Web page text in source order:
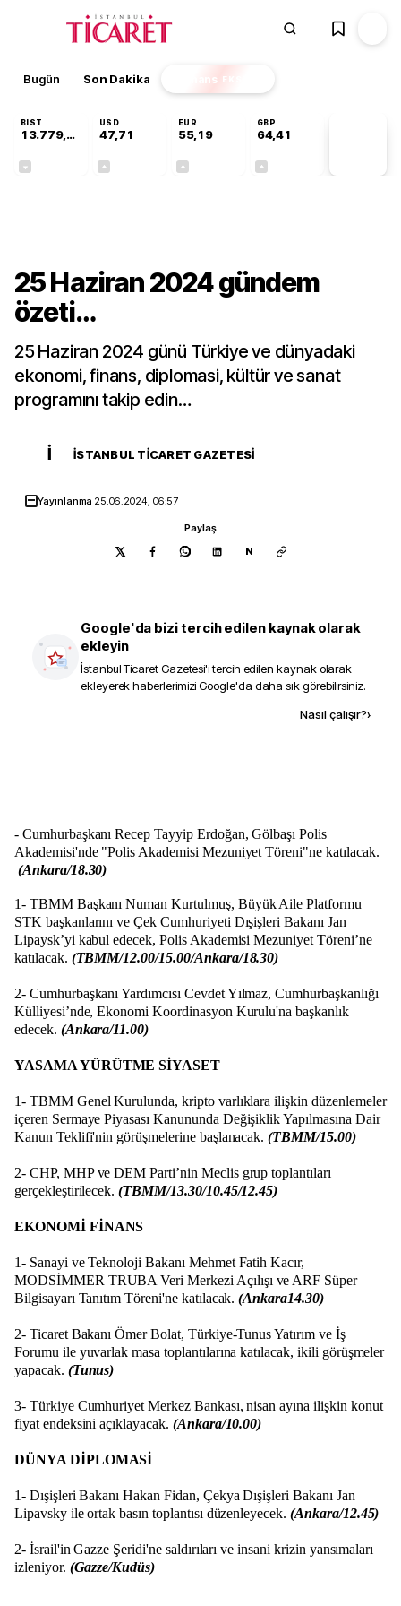
Bugün Son Dakika Finans EKSTRA
BIST
13.779,39
USD
47,71
EUR
55,19
GBP
64,41
25 Haziran 2024 gündem
özeti…
25 Haziran 2024 günü Türkiye ve dünyadaki
ekonomi, finans, diplomasi, kültür ve sanat
programını takip edin…
İ İSTANBUL TICARET GAZETESI
Yayınlanma 25.06.2024, 06:57
Paylaş
N
Google'da bizi tercih edilen kaynak olarak
ekleyin
İstanbul Ticaret Gazetesi'i tercih edilen kaynak olarak
ekleyerek haberlerimizi Google'da daha sık görebilirsiniz.
Nasıl çalışır?›
- Cumhurbaşkanı Recep Tayyip Erdoğan, Gölbaşı Polis
Akademisi'nde "Polis Akademisi Mezuniyet Töreni"ne katılacak.
(Ankara/18.30)
1- TBMM Başkanı Numan Kurtulmuş, Büyük Aile Platformu
STK başkanlarını ve Çek Cumhuriyeti Dışişleri Bakanı Jan
Lipaysk’yi kabul edecek, Polis Akademisi Mezuniyet Töreni’ne
katılacak. (TBMM/12.00/15.00/Ankara/18.30)
2- Cumhurbaşkanı Yardımcısı Cevdet Yılmaz, Cumhurbaşkanlığı
Külliyesi’nde, Ekonomi Koordinasyon Kurulu'na başkanlık
edecek. (Ankara/11.00)
YASAMA YÜRÜTME SİYASET
1- TBMM Genel Kurulunda, kripto varlıklara ilişkin düzenlemeler
içeren Sermaye Piyasası Kanununda Değişiklik Yapılmasına Dair
Kanun Teklifi'nin görüşmelerine başlanacak.(TBMM/15.00)
2- CHP, MHP ve DEM Parti’nin Meclis grup toplantıları
gerçekleştirilecek.(TBMM/13.30/10.45/12.45)
EKONOMİ FİNANS
1- Sanayi ve Teknoloji Bakanı Mehmet Fatih Kacır,
MODSİMMER TRUBA Veri Merkezi Açılışı ve ARF Süper
Bilgisayarı Tanıtım Töreni'ne katılacak.(Ankara14.30)
2- Ticaret Bakanı Ömer Bolat, Türkiye-Tunus Yatırım ve İş
Forumu ile yuvarlak masa toplantılarına katılacak, ikili görüşmeler
yapacak. (Tunus)
3- Türkiye Cumhuriyet Merkez Bankası, nisan ayına ilişkin konut
fiyat endeksini açıklayacak. (Ankara/10.00)
DÜNYA DİPLOMASİ
1- Dışişleri Bakanı Hakan Fidan, Çekya Dışişleri Bakanı Jan
Lipavsky ile ortak basın toplantısı düzenleyecek.(Ankara/12.45)
2- ⁠İsrail'in Gazze Şeridi'ne saldırıları ve insani krizin yansımaları
izleniyor. (Gazze/Kudüs)